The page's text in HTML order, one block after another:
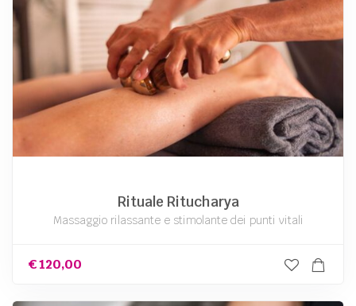
Rituale Ritucharya
Massaggio rilassante e stimolante dei punti vitali
€120,00